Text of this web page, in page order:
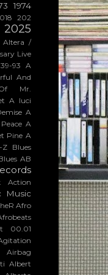
1974
202
2025
Altera /
Live
93
A
And
Mr.
A luci
A
A
Pine A
Z Blues
AB
Action
Music
Afro
00.01
Airbag
Albert